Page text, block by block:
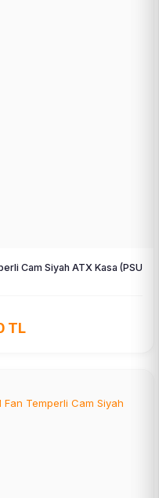
Cam Siyah ATX Kasa (PSU
TL